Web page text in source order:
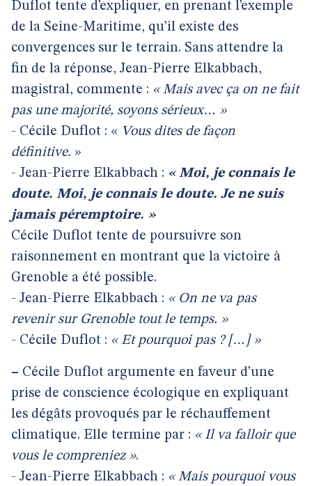
Duflot tente d’expliquer, en prenant l’exemple
de la Seine-Maritime, qu’il existe des
convergences sur le terrain. Sans attendre la
fin de la réponse, Jean-Pierre Elkabbach,
magistral, commente : « Mais avec ça on ne fait
pas une majorité, soyons sérieux… »
- Cécile Duflot : « Vous dites de façon
définitive. »
- Jean-Pierre Elkabbach : « Moi, je connais le
doute. Moi, je connais le doute. Je ne suis
jamais péremptoire. »
Cécile Duflot tente de poursuivre son
raisonnement en montrant que la victoire à
Grenoble a été possible.
- Jean-Pierre Elkabbach : « On ne va pas
revenir sur Grenoble tout le temps. »
- Cécile Duflot : « Et pourquoi pas ? […] »
– Cécile Duflot argumente en faveur d’une
prise de conscience écologique en expliquant
les dégâts provoqués par le réchauffement
climatique. Elle termine par : « Il va falloir que
vous le compreniez ».
- Jean-Pierre Elkabbach : « Mais pourquoi vous